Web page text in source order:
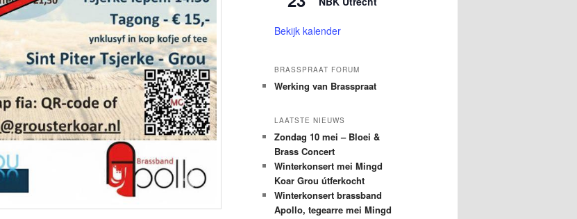
Bekijk kalender
BRASSPRAAT FORUM
Werking van Brasspraat
LAATSTE NIEUWS
Zondag 10 mei – Bloei &
Brass Concert
Winterkonsert mei Mingd
Koar Grou útferkocht
Winterkonsert brassband
Apollo, tegearre mei Mingd